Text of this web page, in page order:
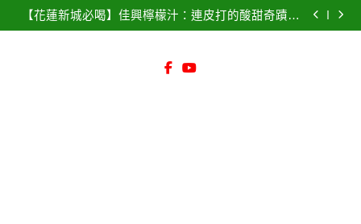
to
單一次看！
活龍蝦！點菜秘訣與菜單全攻略、菜單價格、交通指
【花蓮新城必喝】佳興檸檬汁：連皮打的酸甜奇蹟！
無糖檸檬汁新上市~ (附2026最新價格表、停車攻略) 棒
【2026台北美食】君品頤宮奢華食記｜米其林三星八
【花蓮必吃海鮮】055龍蝦海鮮餐廳：無敵海景配平價
活龍蝦！點菜秘訣與菜單全攻略、菜單價格、交通指
【花蓮新城必喝】佳興檸檬汁：連皮打的酸甜奇蹟！